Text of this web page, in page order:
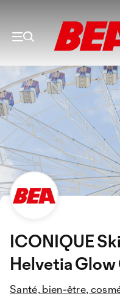
ICONIQUE
Helvetia Glow
Santé, bien-être,